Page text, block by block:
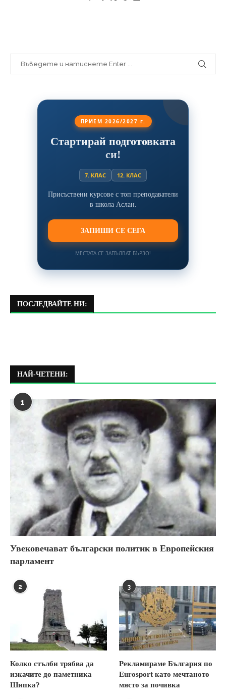
ПРИЕМ 2026/2027 г.
Стартирай подготовката
си!
7. КЛАС 12. КЛАС
Присъствени курсове с топ преподаватели
в школа Аслан.
ЗАПИШИ СЕ СЕГА
МЕСТАТА СЕ ЗАПЪЛВАТ БЪРЗО!
ПОСЛЕДВАЙТЕ НИ:
НАЙ-ЧЕТЕНИ:
1
Увековечават български политик в Европейския
парламент
2
Колко стълби трябва да
изкачите до паметника
Шипка?
3
Рекламираме България по
Eurosport като мечтаното
място за почивка